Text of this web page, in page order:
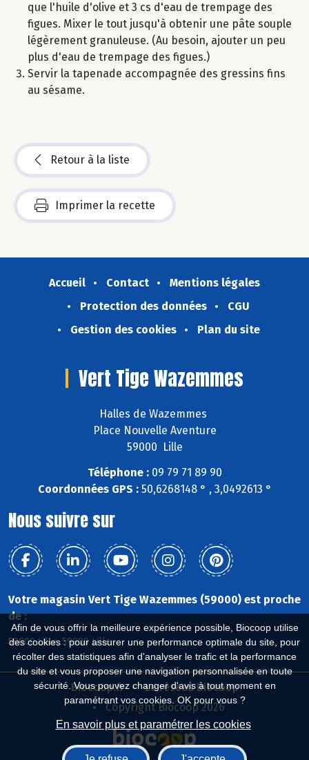
Afin de vous offrir la meilleure expérience possible, Biocoop utilise
des cookies : pour assurer une performance optimale du site, pour
récolter des statistiques afin d'analyser le trafic et la performance
du site et vous proposer une navigation personnalisée en toute
sécurité. Vous pouvez changer d'avis à tout moment en
paramétrant vos cookies. OK pour vous ?
En savoir plus et paramétrer les cookies
que l'huile d'olive et 3 cs d'eau de trempage des
figues. Mixer le tout jusqu'à obtenir une pâte souple
légèrement granuleuse. (Au besoin, ajouter un peu
plus d'eau de trempage des figues.)
Servir la tapenade accompagnée des gressins fins
au sésame.
Retour à la liste
Imprimer la recette
Accueil Contact
Mentions légales
Protection des données
CGU
Gestion des cookies
Plan du site
Vert Tige Wazemmes
Halles de Wazemmes
Place Nouvelle Aventure
59000 Lille
Téléphone :09 79 71 89 90
Coordonnées GPS :50,6268148 ° , 3,0492613 °
Nous suivre sur
Votre magasin Vert Tige Wazemmes (59000) est proche
de :
59000 Lille, 59800 Lille
Biocoop.fr
Le réseau Biocoop
Copyright Biocoop 2026